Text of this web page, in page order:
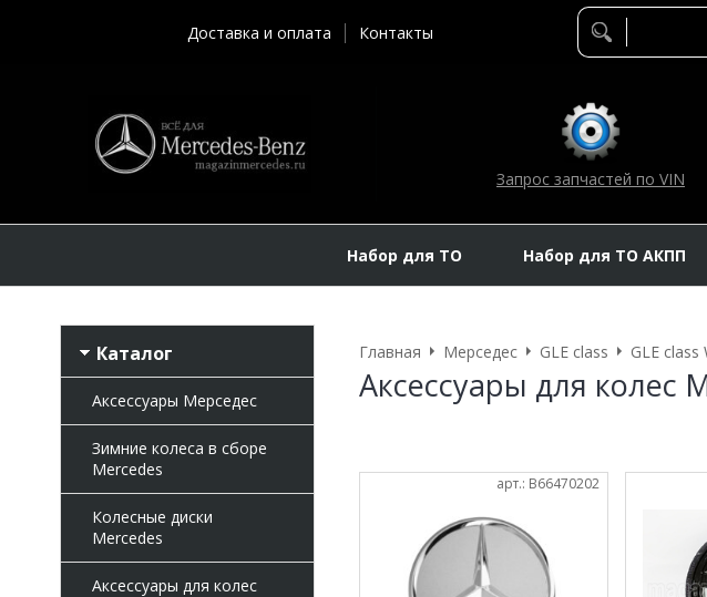
Доставка и оплата Контакты
Запрос запчастей по VIN
Набор для ТО Набор для ТО АКПП
Каталог
Аксессуары Мерседес
Зимние колеса в сборе
Mercedes
Колесные диски
Mercedes
Аксессуары для колес
Главная Мерседес GLE class GLE class
Аксессуары для колес
арт.: B66470202